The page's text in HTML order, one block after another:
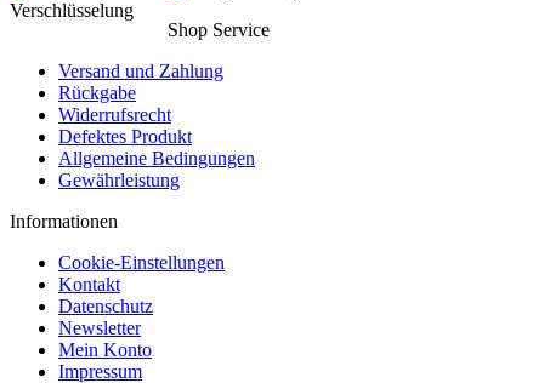
Shop Service
Versand und Zahlung
Rückgabe
Widerrufsrecht
Defektes Produkt
Allgemeine Bedingungen
Gewährleistung
Informationen
Cookie-Einstellungen
Kontakt
Datenschutz
Newsletter
Mein Konto
Impressum